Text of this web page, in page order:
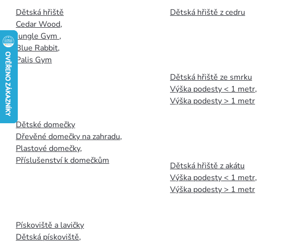
Dětská hřiště
Cedar Wood,
Jungle Gym ,
Blue Rabbit,
Palis Gym
Dětské domečky
Dřevěné domečky na zahradu,
Plastové domečky,
Příslušenství k domečkům
Pískoviště a lavičky
Dětská pískoviště,
Dětská hřiště z cedru
Dětská hřiště ze smrku
Výška podesty < 1 metr,
Výška podesty > 1 metr
Dětská hřiště z akátu
Výška podesty < 1 metr,
Výška podesty > 1 metr